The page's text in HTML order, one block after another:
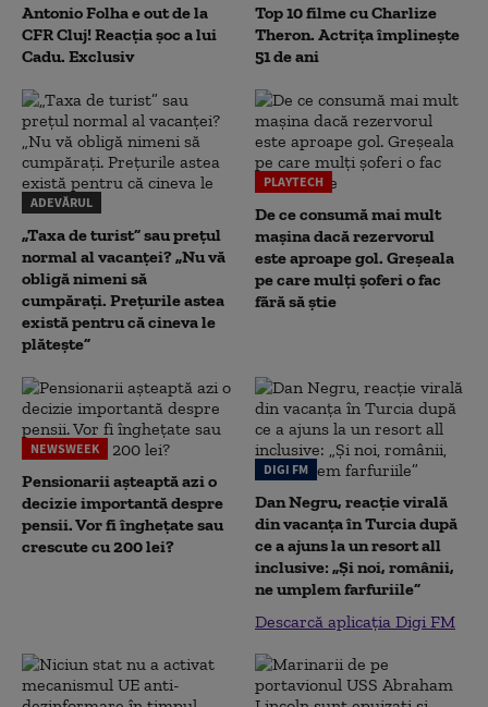
Antonio Folha e out de la
CFR Cluj! Reacția șoc a lui
Cadu. Exclusiv
Top 10 filme cu Charlize
Theron. Actrița împlinește
51 de ani
ADEVĂRUL
„Taxa de turist” sau prețul
normal al vacanței? „Nu vă
obligă nimeni să
cumpărați. Prețurile astea
există pentru că cineva le
plătește”
PLAYTECH
De ce consumă mai mult
mașina dacă rezervorul
este aproape gol. Greșeala
pe care mulți șoferi o fac
fără să știe
NEWSWEEK
Pensionarii așteaptă azi o
decizie importantă despre
pensii. Vor fi înghețate sau
crescute cu 200 lei?
DIGI FM
Dan Negru, reacție virală
din vacanța în Turcia după
ce a ajuns la un resort all
inclusive: „Și noi, românii,
ne umplem farfuriile”
Descarcă aplicația Digi FM